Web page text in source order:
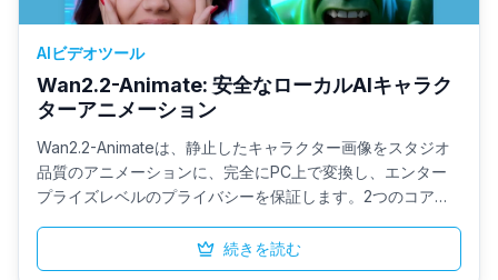
AIビデオツール
Wan2.2-Animate: 安全なローカルAIキャラク
ターアニメーション
Wan2.2-Animateは、静止したキャラクター画像をスタジオ
品質のアニメーションに、完全にPC上で変換し、エンター
プライズレベルのプライバシーを保証します。2つのコア機
ターをアニメーション化する、あるいはキャラクターを既存
の映像にスワップしながら照明とダイナミクスを保持する、
続きを読む